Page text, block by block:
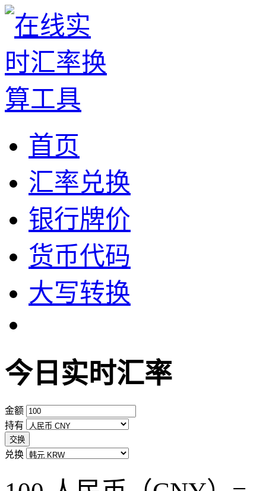
首页
汇率兑换
银行牌价
货币代码
大写转换
今日实时汇率
金额
持有
交换
兑换